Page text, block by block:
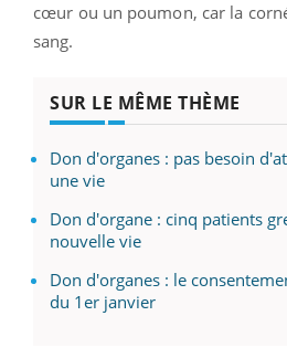
cœur ou un poumon, car la
sang.
SUR LE MÊME THÈME
Don d'organes : pas besoin
une vie
Don d'organe : cinq patients
nouvelle vie
Don d'organes : le
du 1er janvier